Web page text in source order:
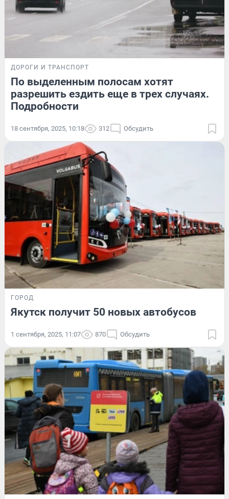
ДОРОГИ И ТРАНСПОРТ
По выделенным полосам хотят
разрешить ездить еще в трех случаях.
Подробности
18 сентября, 2025, 10:18 312 Обсудить
ГОРОД
Якутск получит 50 новых автобусов
1 сентября, 2025, 11:07 870 Обсудить